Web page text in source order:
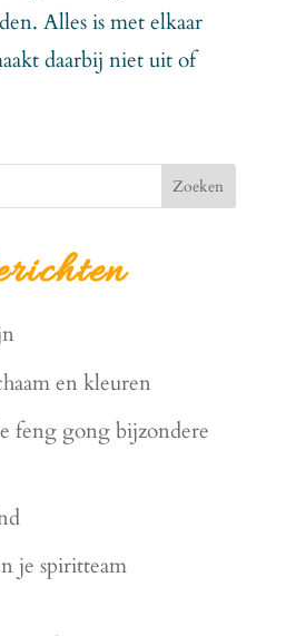
Alles is met elkaar
daarbij niet uit of
Zoeken
en kleuren
feng gong bijzondere
je spiritteam